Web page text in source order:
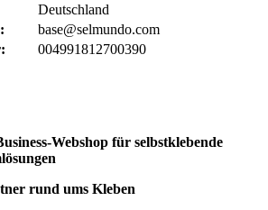
Deutschland
base@selmundo.com
004991812700390
Webshop für selbstklebende
rund ums Kleben